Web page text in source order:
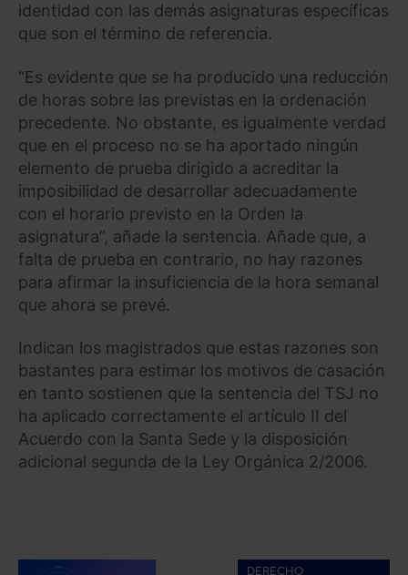
identidad con las demás asignaturas específicas
que son el término de referencia.
“Es evidente que se ha producido una reducción
de horas sobre las previstas en la ordenación
precedente. No obstante, es igualmente verdad
que en el proceso no se ha aportado ningún
elemento de prueba dirigido a acreditar la
imposibilidad de desarrollar adecuadamente
con el horario previsto en la Orden la
asignatura”, añade la sentencia. Añade que, a
falta de prueba en contrario, no hay razones
para afirmar la insuficiencia de la hora semanal
que ahora se prevé.
Indican los magistrados que estas razones son
bastantes para estimar los motivos de casación
en tanto sostienen que la sentencia del TSJ no
ha aplicado correctamente el artículo II del
Acuerdo con la Santa Sede y la disposición
adicional segunda de la Ley Orgánica 2/2006.
DERECHO